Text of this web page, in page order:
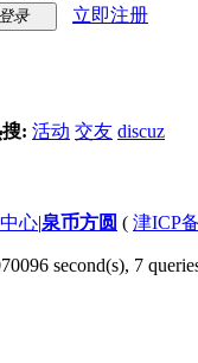
登录
立即注册
: 活动 交友 discuz
心|泉币方圆 ( 津ICP
second(s), 7